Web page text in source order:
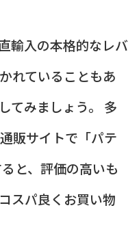
輸入の本格的なレバ
れていることもあ
てみましょう。 多
販サイトで「パテ
と、評価の高いも
スパ良くお買い物